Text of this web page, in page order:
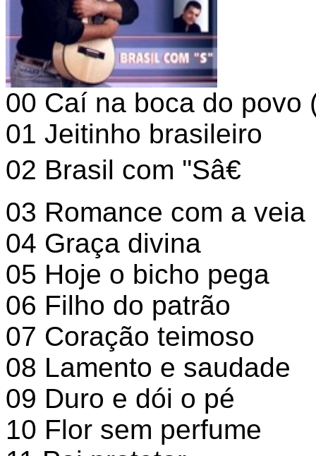
00 Caí na boca do povo
01 Jeitinho brasileiro
02 Brasil com ''Sâ€
03 Romance com a veia
04 Graça divina
05 Hoje o bicho pega
06 Filho do patrão
07 Coração teimoso
08 Lamento e saudade
09 Duro e dói o pé
10 Flor sem perfume